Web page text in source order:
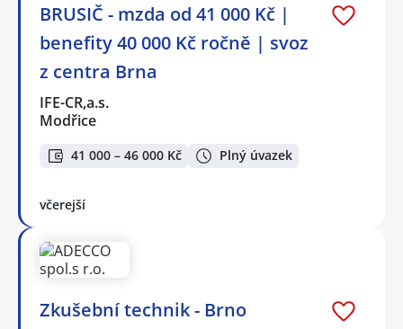
BRUSIČ - mzda od 41 000 Kč |
benefity 40 000 Kč ročně | svoz
z centra Brna
IFE-CR,a.s.
Modřice
41 000 – 46 000 Kč Plný úvazek
včerejší
Zkušební technik - Brno